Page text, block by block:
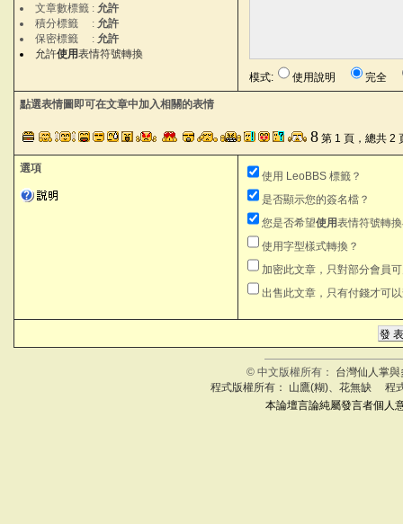
文章數標籤 : 允許
積分標籤 : 允許
保密標籤 : 允許
允許使用表情符號轉換
模式: 使用說明 完全
點選表情圖即可在文章中加入相關的表情
8 第 1 頁，總共 2
選項
使用 LeoBBS 標籤？
是否顯示您的簽名檔？
您是否希望使用表情符號轉
使用字型樣式轉換？
加密此文章，只對部分會員
出售此文章，只有付錢才可
© 中文版權所有： 台灣仙人掌
程式版權所有： 山鷹(糊)、花無缺 程
本論壇言論純屬發言者個人